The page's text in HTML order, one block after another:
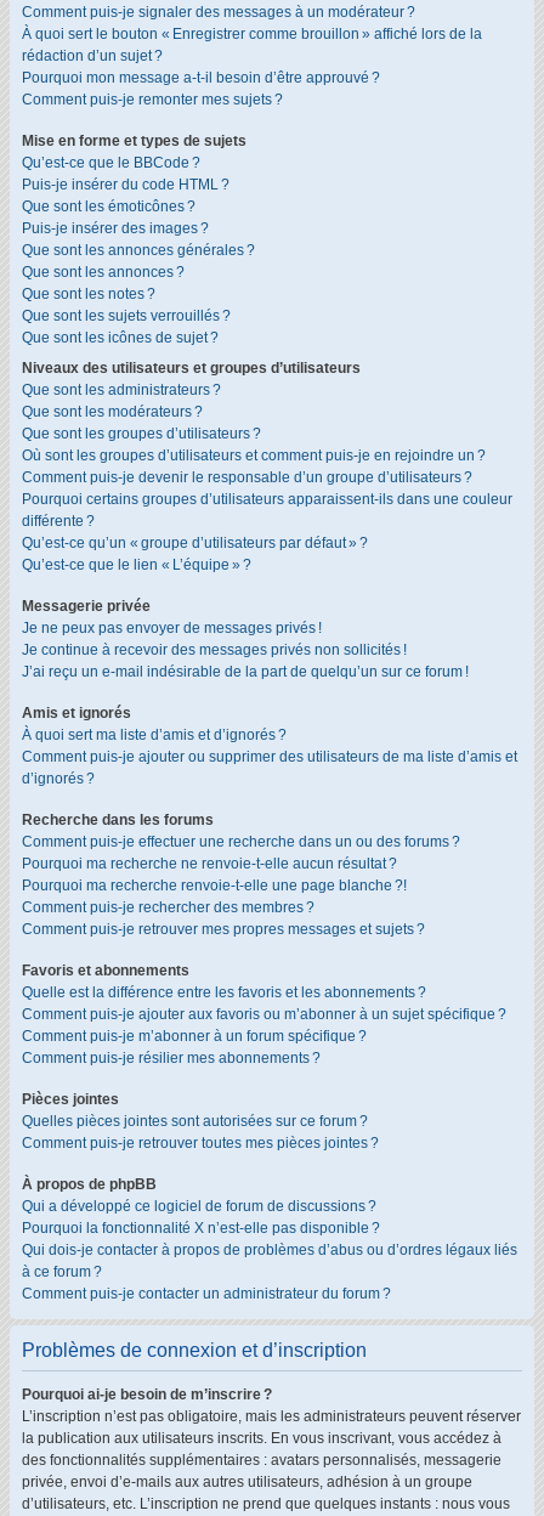
Comment puis-je signaler des messages à un modérateur ?
À quoi sert le bouton « Enregistrer comme brouillon » affiché lors de la
rédaction d’un sujet ?
Pourquoi mon message a-t-il besoin d’être approuvé ?
Comment puis-je remonter mes sujets ?
Mise en forme et types de sujets
Qu’est-ce que le BBCode ?
Puis-je insérer du code HTML ?
Que sont les émoticônes ?
Puis-je insérer des images ?
Que sont les annonces générales ?
Que sont les annonces ?
Que sont les notes ?
Que sont les sujets verrouillés ?
Que sont les icônes de sujet ?
Niveaux des utilisateurs et groupes d’utilisateurs
Que sont les administrateurs ?
Que sont les modérateurs ?
Que sont les groupes d’utilisateurs ?
Où sont les groupes d’utilisateurs et comment puis-je en rejoindre un ?
Comment puis-je devenir le responsable d’un groupe d’utilisateurs ?
Pourquoi certains groupes d’utilisateurs apparaissent-ils dans une couleur
différente ?
Qu’est-ce qu’un « groupe d’utilisateurs par défaut » ?
Qu’est-ce que le lien « L’équipe » ?
Messagerie privée
Je ne peux pas envoyer de messages privés !
Je continue à recevoir des messages privés non sollicités !
J’ai reçu un e-mail indésirable de la part de quelqu’un sur ce forum !
Amis et ignorés
À quoi sert ma liste d’amis et d’ignorés ?
Comment puis-je ajouter ou supprimer des utilisateurs de ma liste d’amis et
d’ignorés ?
Recherche dans les forums
Comment puis-je effectuer une recherche dans un ou des forums ?
Pourquoi ma recherche ne renvoie-t-elle aucun résultat ?
Pourquoi ma recherche renvoie-t-elle une page blanche ?!
Comment puis-je rechercher des membres ?
Comment puis-je retrouver mes propres messages et sujets ?
Favoris et abonnements
Quelle est la différence entre les favoris et les abonnements ?
Comment puis-je ajouter aux favoris ou m’abonner à un sujet spécifique ?
Comment puis-je m’abonner à un forum spécifique ?
Comment puis-je résilier mes abonnements ?
Pièces jointes
Quelles pièces jointes sont autorisées sur ce forum ?
Comment puis-je retrouver toutes mes pièces jointes ?
À propos de phpBB
Qui a développé ce logiciel de forum de discussions ?
Pourquoi la fonctionnalité X n’est-elle pas disponible ?
Qui dois-je contacter à propos de problèmes d’abus ou d’ordres légaux liés
à ce forum ?
Comment puis-je contacter un administrateur du forum ?
Problèmes de connexion et d’inscription
Pourquoi ai-je besoin de m’inscrire ?
L’inscription n’est pas obligatoire, mais les administrateurs peuvent réserver
la publication aux utilisateurs inscrits. En vous inscrivant, vous accédez à
des fonctionnalités supplémentaires : avatars personnalisés, messagerie
privée, envoi d’e-mails aux autres utilisateurs, adhésion à un groupe
d’utilisateurs, etc. L’inscription ne prend que quelques instants : nous vous